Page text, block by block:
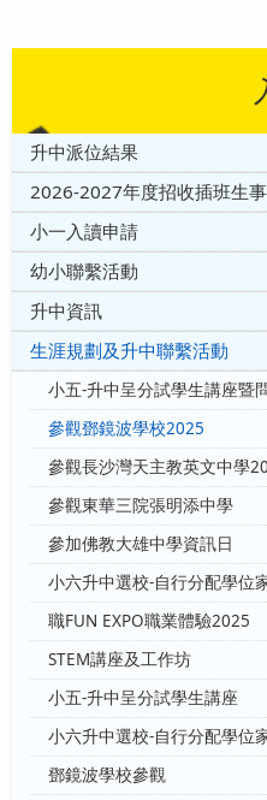
升中派位結果
2026-2027年度招收插班生
小一入讀申請
幼小聯繫活動
升中資訊
生涯規劃及升中聯繫活動
小五-升中呈分試學生講座暨
參觀鄧鏡波學校2025
參觀長沙灣天主教英文中學
參觀東華三院張明添中學
參加佛教大雄中學資訊日
小六升中選校-自行分配學位
職FUN EXPO職業體驗2025
STEM講座及工作坊
小五-升中呈分試學生講座
小六升中選校-自行分配學位
鄧鏡波學校參觀